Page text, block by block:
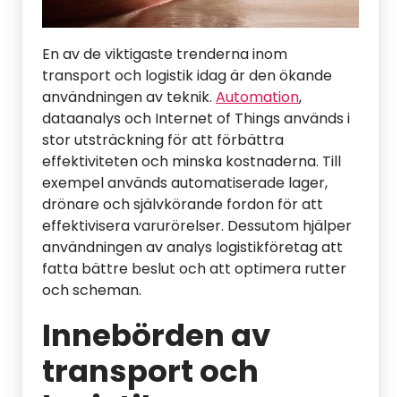
En av de viktigaste trenderna inom
transport och logistik idag är den ökande
användningen av teknik. Automation,
dataanalys och Internet of Things används i
stor utsträckning för att förbättra
effektiviteten och minska kostnaderna. Till
exempel används automatiserade lager,
drönare och självkörande fordon för att
effektivisera varurörelser. Dessutom hjälper
användningen av analys logistikföretag att
fatta bättre beslut och att optimera rutter
och scheman.
Innebörden av
transport och